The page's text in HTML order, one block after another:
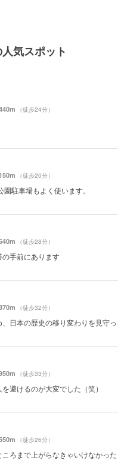
気スポット
（徒歩24分）
（徒歩20分）
駐車場もよく使います。
（徒歩28分）
手前にあります
（徒歩32分）
日本の歴史の移り変わりを見守っ
（徒歩33分）
避けるのが大変でした（笑）
（徒歩26分）
ろまで上がらなきゃいけなかった